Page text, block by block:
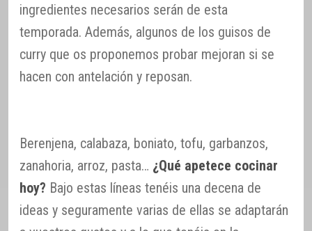
ingredientes necesarios serán de esta
temporada. Además, algunos de los guisos de
curry que os proponemos probar mejoran si se
hacen con antelación y reposan.
Berenjena, calabaza, boniato, tofu, garbanzos,
zanahoria, arroz, pasta… ¿Qué apetece cocinar
hoy? Bajo estas líneas tenéis una decena de
ideas y seguramente varias de ellas se adaptarán